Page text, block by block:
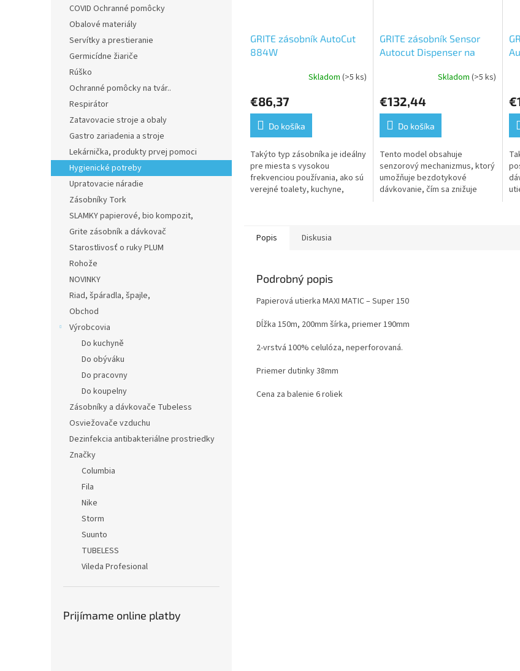
COVID Ochranné pomôcky
Obalové materiály
Servítky a prestieranie
Germicídne žiariče
Rúško
Ochranné pomôcky na tvár..
Respirátor
Zatavovacie stroje a obaly
Gastro zariadenia a stroje
Lekárnička, produkty prvej pomoci
Hygienické potreby
Upratovacie náradie
Zásobníky Tork
SLAMKY papierové, bio kompozit,
Grite zásobník a dávkovač
Starostlivosť o ruky PLUM
Rohože
NOVINKY
Riad, špáradla, špajle,
Obchod
Výrobcovia
Do kuchyně
Do obýváku
Do pracovny
Do koupelny
Zásobníky a dávkovače Tubeless
Osviežovače vzduchu
Dezinfekcia antibakteriálne prostriedky
Značky
Columbia
Fila
Nike
Storm
Suunto
TUBELESS
Vileda Profesional
Prijímame online platby
GRITE zásobník AutoCut
884W
produktu
je
5,0
z
5
hviezdičiek.
Skladom (>5 ks)
€86,37
Do košíka
Takýto typ zásobníka je ideálny
pre miesta s vysokou
frekvenciou používania, ako sú
verejné toalety, kuchyne,
GRITE zásobník Sensor
Autocut Dispenser na
produktu
je
5,0
z
5
hviezdičiek.
Skladom (>5 ks)
€132,44
Do košíka
Tento model obsahuje
senzorový mechanizmus, ktorý
umožňuje bezdotykové
dávkovanie, čím sa znižuje
Popis Diskusia
Podrobný popis
Papierová utierka MAXI MATIC – Super 150
Dĺžka 150m, 200mm šírka, priemer 190mm
2-vrstvá 100% celulóza, neperforovaná.
Priemer dutinky 38mm
Cena za balenie 6 roliek